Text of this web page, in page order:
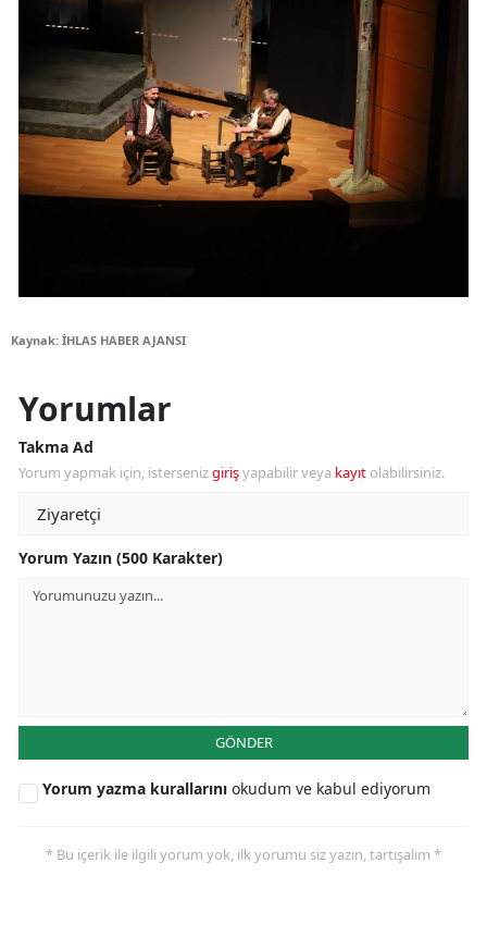
Kaynak: İHLAS HABER AJANSI
Yorumlar
Takma Ad
Yorum yapmak için, istersenizgirişyapabilir veya kayıt olabilirsiniz.
Yorum Yazın (500 Karakter)
GÖNDER
Yorum yazma kurallarını okudum ve kabul ediyorum
* Bu içerik ile ilgili yorum yok, ilk yorumu siz yazın, tartışalım *